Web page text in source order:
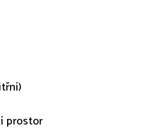
prostor